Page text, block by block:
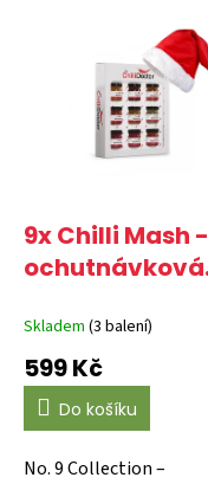
d
ů
9x Chilli Mash -
ochutnávková
Skladem (3 balení)
599 Kč
Do košíku
No. 9 Collection –